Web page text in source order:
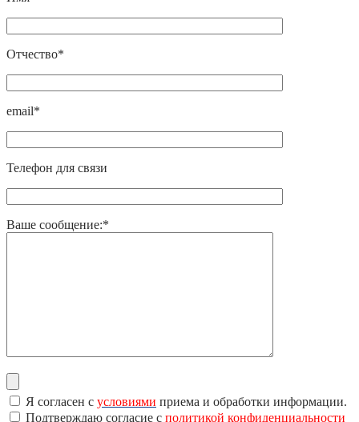
Отчество*
email*
Телефон для связи
Ваше сообщение:*
Я согласен с условиями приема и обработки информации.
Подтверждаю согласие с политикой конфиденциальности